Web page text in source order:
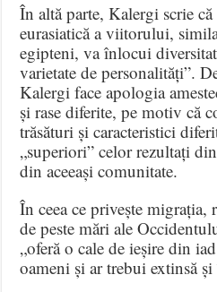
În altă parte, Kalergi scrie
eurasiatică a viitorului,
egipteni, va înlocui
varietate de personalități”.
Kalergi face apologia
și rase diferite, pe motiv că
trăsături și caracteristici
„superiori” celor rezultați
din aceeași comunitate.
În ceea ce privește
de peste mări ale
„oferă o cale de ieșire din
oameni și ar trebui extinsă și